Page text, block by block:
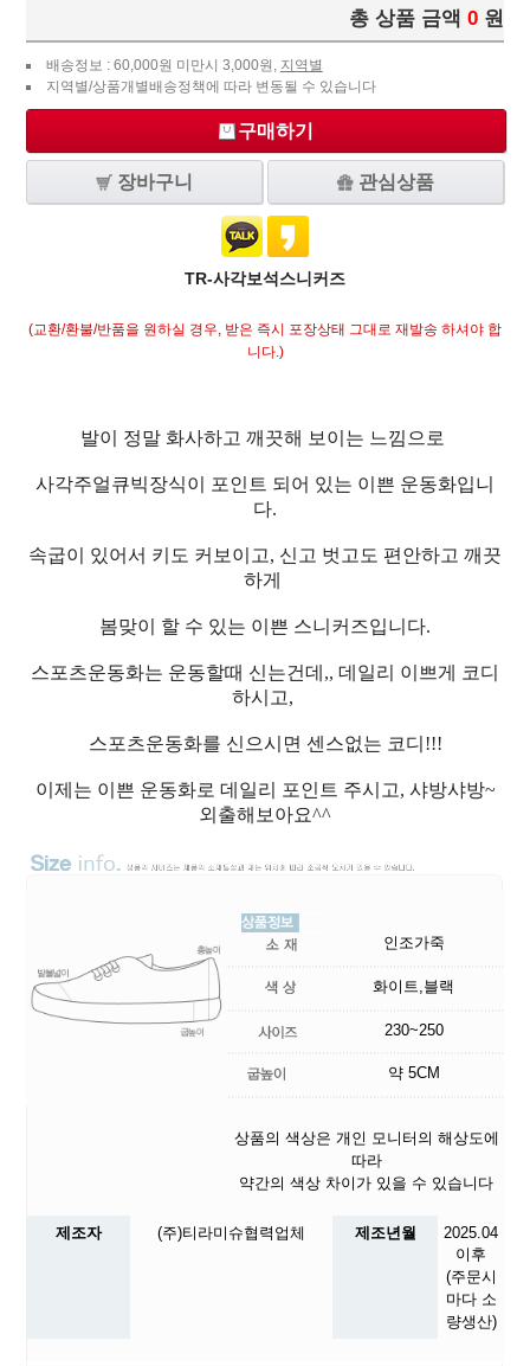
총 상품 금액 0 원
배송정보 : 60,000원 미만시 3,000원, 지역별
지역별/상품개별배송정책에 따라 변동될 수 있습니다
구매하기
장바구니 관심상품
TR-사각보석스니커즈
(교환/환불/반품을 원하실 경우, 받은 즉시 포장상태 그대로 재발송 하셔야 합
니다.)
발이 정말 화사하고 깨끗해 보이는 느낌으로
사각주얼큐빅장식이 포인트 되어 있는 이쁜 운동화입니
다.
속굽이 있어서 키도 커보이고, 신고 벗고도 편안하고 깨끗
하게
봄맞이 할 수 있는 이쁜 스니커즈입니다.
스포츠운동화는 운동할때 신는건데,, 데일리 이쁘게 코디
하시고,
스포츠운동화를 신으시면 센스없는 코디!!!
이제는 이쁜 운동화로 데일리 포인트 주시고, 샤방샤방~
외출해보아요^^
인조가죽
화이트,블랙
230~250
약 5CM
상품의 색상은 개인 모니터의 해상도에
따라
약간의 색상 차이가 있을 수 있습니다
제조자 (주)티라미슈협력업체 제조년월
2025.04
이후
(주문시
마다 소
량생산)